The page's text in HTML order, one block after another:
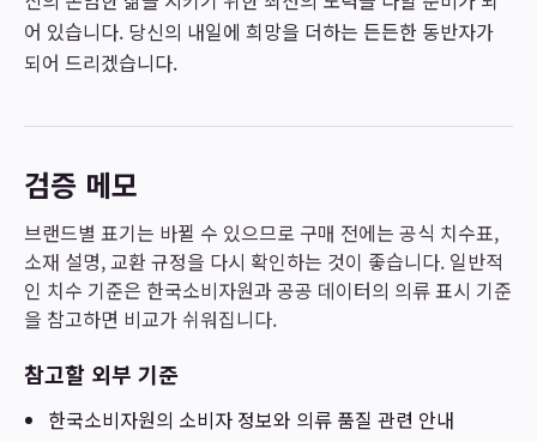
어 있습니다. 당신의 내일에 희망을 더하는 든든한 동반자가
되어 드리겠습니다.
검증 메모
브랜드별 표기는 바뀔 수 있으므로 구매 전에는 공식 치수표,
소재 설명, 교환 규정을 다시 확인하는 것이 좋습니다. 일반적
인 치수 기준은 한국소비자원과 공공 데이터의 의류 표시 기준
을 참고하면 비교가 쉬워집니다.
참고할 외부 기준
한국소비자원의 소비자 정보와 의류 품질 관련 안내